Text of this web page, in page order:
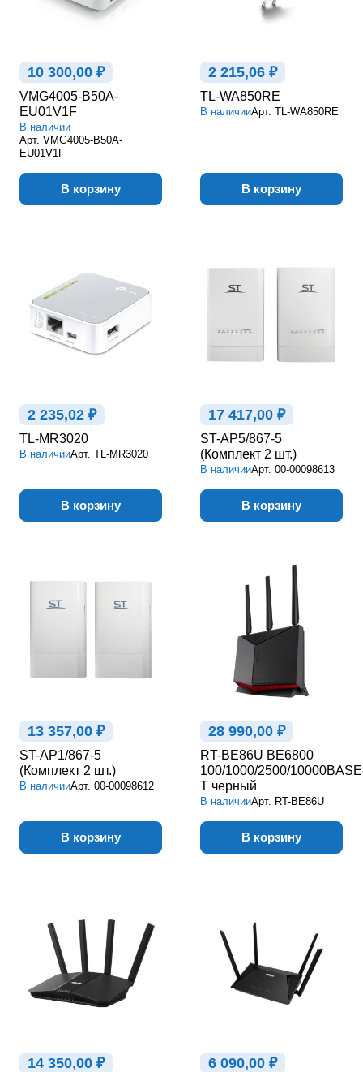
10 300,00 ₽
VMG4005-B50A-
EU01V1F
В наличии
Арт. VMG4005-B50A-
EU01V1F
В корзину
2 215,06 ₽
TL-WA850RE
В наличииАрт. TL-WA850RE
В корзину
2 235,02 ₽
TL-MR3020
В наличииАрт. TL-MR3020
В корзину
17 417,00 ₽
ST-AP5/867-5
(Комплект 2 шт.)
В наличииАрт. 00-00098613
В корзину
13 357,00 ₽
ST-AP1/867-5
(Комплект 2 шт.)
В наличииАрт. 00-00098612
В корзину
28 990,00 ₽
RT-BE86U BE6800
100/1000/2500/
T черный
В наличииАрт. RT-BE86U
В корзину
14 350,00 ₽ 6 090,00 ₽